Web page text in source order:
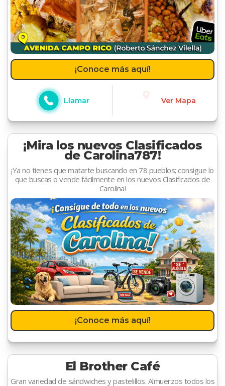
¡Conoce más aquí!
Llamar Ver Mapa
¡Mira los nuevos Clasificados
de Carolina787!
¡Ya no tienes que matarte buscando en 78 pueblos; consigue lo
que buscas o vende fácilmente en los nuevos Clasificados de
Carolina!
¡Conoce más aquí!
El Brother Café
Gran variedad de sándwiches y pastelillos. Almuerzos todos los